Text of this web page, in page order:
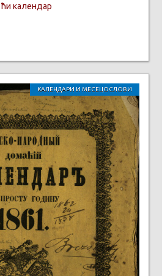
календар
КАЛЕНДАРИ И МЕСЕЦОСЛОВИ